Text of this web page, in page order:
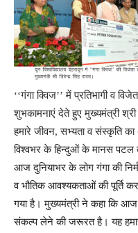
‘‘गंगा क्विज’’ में प्रतिभागी व
शुभकामनाएं देते हुए मुख्यमंत्री श्री
हमारे जीवन, सभ्यता व संस्कृति का
विश्वभर के हिन्दुओं के मानस पटल
आज दुनियाभर के लोग गंगा की
व भौतिक आवश्यकताओं की पूर्ति
गया है। मुख्यमंत्री ने कहा कि आज
संकल्प लेने की जरूरत है। यह